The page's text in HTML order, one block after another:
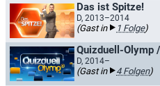
Das ist Spitze!
D, 2013–2014
(Gast in 1 Folge)
Quizduell-Olymp /
D, 2014–
(Gast in 4 Folgen)